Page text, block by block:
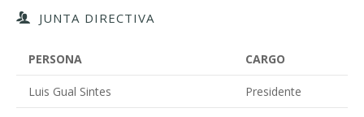
JUNTA DIRECTIVA
PERSONA CARGO
Luis Gual Sintes Presidente